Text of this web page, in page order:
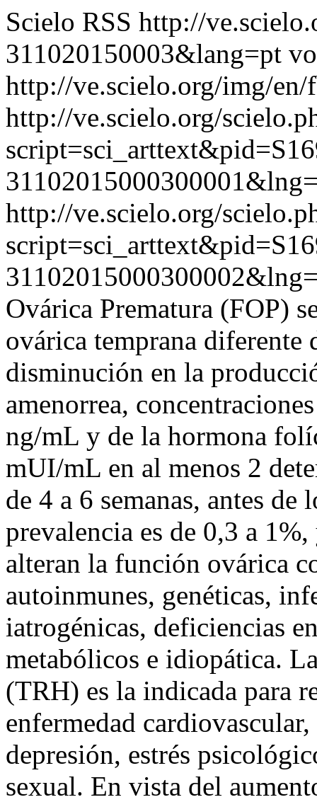
Scielo RSS http://
311020150003&lang=pt
http://ve.scielo.org/img/
http://ve.scielo.org/
http://ve.scielo.org/
Ovárica Prematura (FOP)
ovárica temprana diferente
disminución en la
amenorrea,
ng/mL y de la hormona
mUI/mL en al menos 2
de 4 a 6 semanas, antes de
prevalencia es de 0,3 a
alteran la función ovárica
autoinmunes, genéticas,
iatrogénicas, deficiencias
metabólicos e idiopática.
(TRH) es la indicada para
enfermedad
depresión, estrés
sexual. En vista del